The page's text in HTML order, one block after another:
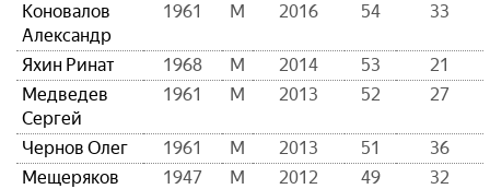
Коновалов
Александр
1961 М 2016 54 33
Яхин Ринат 1968 М 2014 53
21
Медведев
Сергей
1961 М 2013 52 27
Чернов Олег 1961 М 2013 51
36
Мещеряков
1947 М 2012 49 32